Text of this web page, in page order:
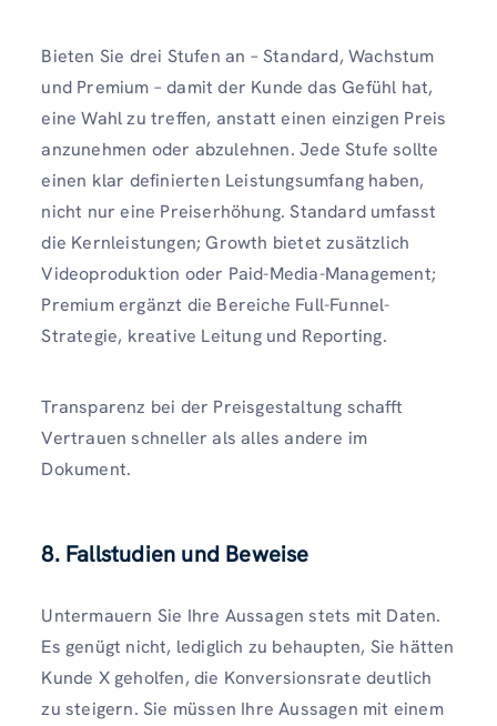
Bieten Sie drei Stufen an – Standard, Wachstum
und Premium – damit der Kunde das Gefühl hat,
eine Wahl zu treffen, anstatt einen einzigen Preis
anzunehmen oder abzulehnen. Jede Stufe sollte
einen klar definierten Leistungsumfang haben,
nicht nur eine Preiserhöhung. Standard umfasst
die Kernleistungen; Growth bietet zusätzlich
Videoproduktion oder Paid-Media-Management;
Premium ergänzt die Bereiche Full-Funnel-
Strategie, kreative Leitung und Reporting.
Transparenz bei der Preisgestaltung schafft
Vertrauen schneller als alles andere im
Dokument.
8. Fallstudien und Beweise
Untermauern Sie Ihre Aussagen stets mit Daten.
Es genügt nicht, lediglich zu behaupten, Sie hätten
Kunde X geholfen, die Konversionsrate deutlich
zu steigern. Sie müssen Ihre Aussagen mit einem